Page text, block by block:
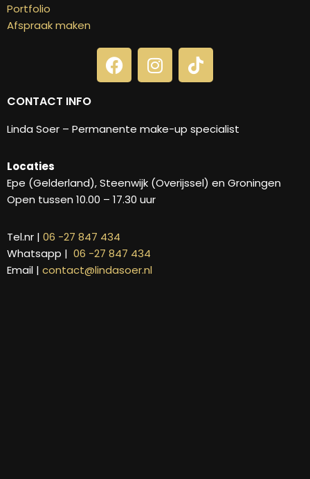
Portfolio
Afspraak maken
CONTACT INFO
Linda Soer – Permanente make-up specialist
Locaties
Epe (Gelderland), Steenwijk (Overijssel) en Groningen
Open tussen 10.00 – 17.30 uur
Tel.nr | 06 -27 847 434
Whatsapp | 06 -27 847 434
Email | contact@lindasoer.nl